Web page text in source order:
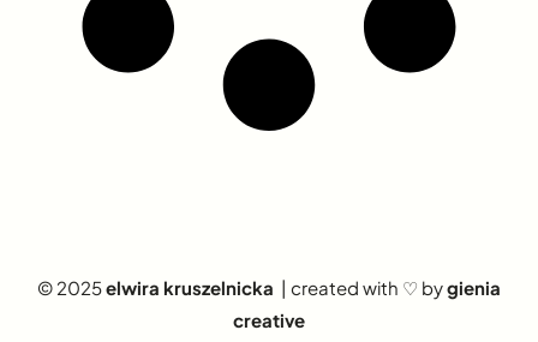
© 2025elwira kruszelnicka | created with ♡ bygienia
creative